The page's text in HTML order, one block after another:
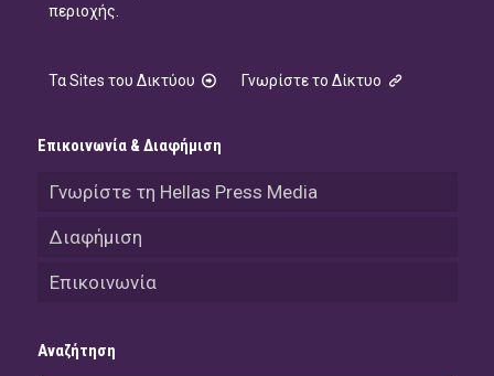
περιοχής.
Τα Sites του Δικτύου Γνωρίστε το Δίκτυο
Επικοινωνία & Διαφήμιση
Γνωρίστε τη Hellas Press Media
Διαφήμιση
Επικοινωνία
Αναζήτηση